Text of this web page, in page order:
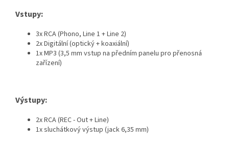
Vstupy:
3x RCA (Phono, Line 1 + Line 2)
2x Digitální (optický + koaxiální)
1x MP3 (3,5 mm vstup na předním panelu pro přenosná
zařízení)
Výstupy:
2x RCA (REC - Out + Line)
1x sluchátkový výstup (jack 6,35 mm)